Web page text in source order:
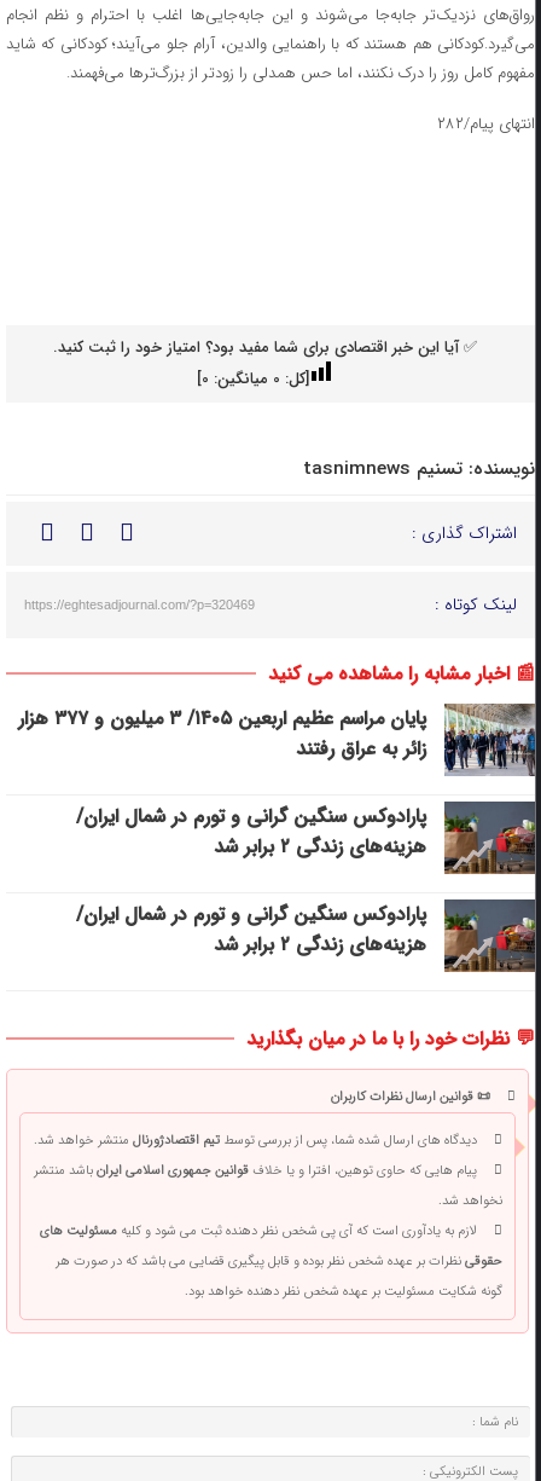
رواق‌های نزدیک‌تر جابه‌جا می‌شوند و این جابه‌جایی‌ها اغلب با احترام و نظم انجام
می‌گیرد.کودکانی هم هستند که با راهنمایی والدین، آرام جلو می‌آیند؛ کودکانی که شاید
مفهوم کامل روز را درک نکنند، اما حس همدلی را زودتر از بزرگ‌ترها می‌فهمند.
انتهای پیام/۲۸۲
✅ آیا این خبر اقتصادی برای شما مفید بود؟ امتیاز خود را ثبت کنید.
[کل: 0میانگین: 0
]
نویسنده: تسنیم tasnimnews
اشتراک گذاری :
لینک کوتاه : https://eghtesadjournal.com/?p=320469
📰 اخبار مشابه را مشاهده می کنید
پایان مراسم عظیم اربعین ۱۴۰۵/ ‌۳ میلیون و ۳۷۷ ‌هزار
زائر به عراق رفتند
پارادوکس سنگین گرانی و تورم در شمال ایران/
هزینه‌های زندگی ۲ برابر ‌شد
پارادوکس سنگین گرانی و تورم در شمال ایران/
هزینه‌های زندگی ۲ برابر ‌شد
💬 نظرات خود را با ما در میان بگذارید
📜 قوانین ارسال نظرات کاربران
دیدگاه های ارسال شده شما، پس از بررسی توسطتیم اقتصادژورنالمنتشر خواهد شد.
پیام هایی که حاوی توهین، افترا و یا خلافقوانین جمهوری اسلامی ایرانباشد منتشر
نخواهد شد.
لازم به یادآوری است که آی پی شخص نظر دهنده ثبت می شود و کلیهمسئولیت های
حقوقینظرات بر عهده شخص نظر بوده و قابل پیگیری قضایی می باشد که در صورت هر
گونه شکایت مسئولیت بر عهده شخص نظر دهنده خواهد بود.